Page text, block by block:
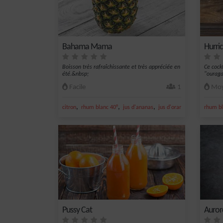
Bahama Mama
Boisson très rafraîchissante et très appréciée en
été.&nbsp;
Facile 1
citron, rhum blanc 40°, jus d'ananas, jus d'orange sirop de
Ce
rhum
Pussy Cat